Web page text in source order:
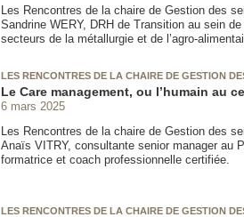
Les Rencontres de la chaire de Gestion des
Sandrine WERY, DRH de Transition au sein
secteurs de la métallurgie et de l’agro-
LES RENCONTRES DE LA CHAIRE DE GESTION
Le Care management, ou l’humain au
6 mars 2025
Les Rencontres de la chaire de Gestion des
Anaïs VITRY, consultante senior manager au
formatrice et coach professionnelle certifiée.
LES RENCONTRES DE LA CHAIRE DE GESTION